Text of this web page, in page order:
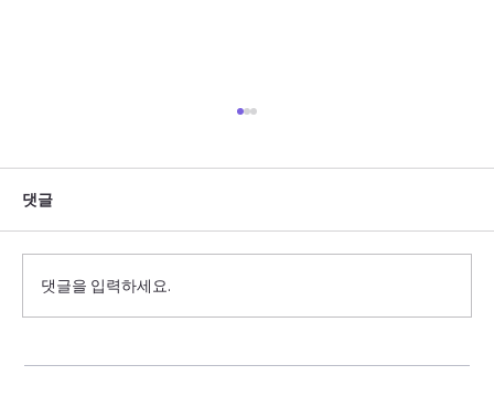
댓글
댓글을 입력하세요.